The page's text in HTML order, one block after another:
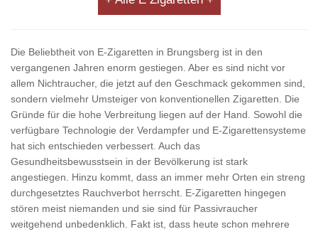
Die Beliebtheit von E-Zigaretten in Brungsberg ist in den
vergangenen Jahren enorm gestiegen. Aber es sind nicht vor
allem Nichtraucher, die jetzt auf den Geschmack gekommen sind,
sondern vielmehr Umsteiger von konventionellen Zigaretten. Die
Gründe für die hohe Verbreitung liegen auf der Hand. Sowohl die
verfügbare Technologie der Verdampfer und E-Zigarettensysteme
hat sich entschieden verbessert. Auch das
Gesundheitsbewusstsein in der Bevölkerung ist stark
angestiegen. Hinzu kommt, dass an immer mehr Orten ein streng
durchgesetztes Rauchverbot herrscht. E-Zigaretten hingegen
stören meist niemanden und sie sind für Passivraucher
weitgehend unbedenklich. Fakt ist, dass heute schon mehrere